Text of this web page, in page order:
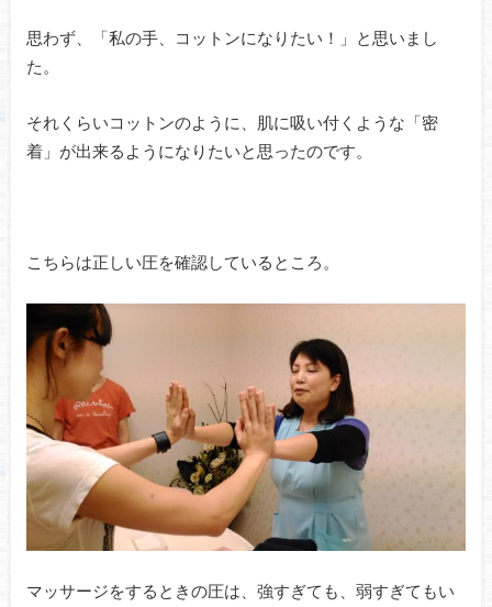
思わず、「私の手、コットンになりたい！」と思いまし
た。
それくらいコットンのように、肌に吸い付くような「密
着」が出来るようになりたいと思ったのです。
こちらは正しい圧を確認しているところ。
マッサージをするときの圧は、強すぎても、弱すぎてもい